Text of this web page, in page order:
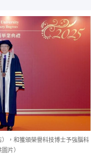
，和獲頒榮譽科技博士予強腦科
片）